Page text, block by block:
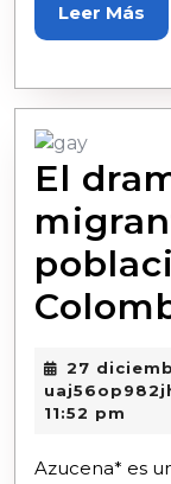
Leer Más
El
27
11:52 pm
Azucena* es